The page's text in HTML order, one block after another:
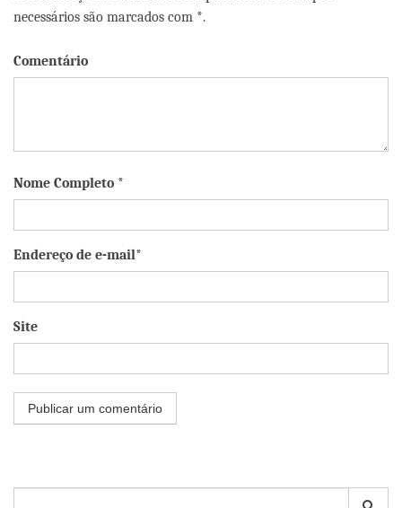
necessários são marcados com *.
Comentário
Nome Completo *
Endereço de e-mail*
Site